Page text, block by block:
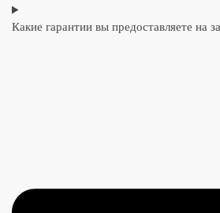
Какие гарантии вы предоставляете на